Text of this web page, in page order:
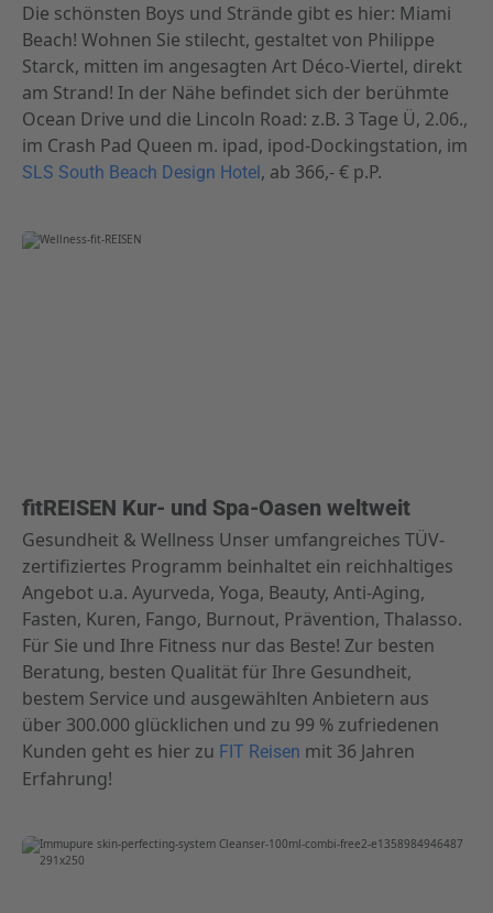
Die schönsten Boys und Strände gibt es hier: Miami
Beach! Wohnen Sie stilecht, gestaltet von Philippe
Starck, mitten im angesagten Art Déco-Viertel, direkt
am Strand! In der Nähe befindet sich der berühmte
Ocean Drive und die Lincoln Road: z.B. 3 Tage Ü, 2.06.,
im Crash Pad Queen m. ipad, ipod-Dockingstation, im
SLS South Beach Design Hotel , ab 366,- € p.P.
fitREISEN Kur- und Spa-Oasen weltweit
Gesundheit & Wellness Unser umfangreiches TÜV-
zertifiziertes Programm beinhaltet ein reichhaltiges
Angebot u.a. Ayurveda, Yoga, Beauty, Anti-Aging,
Fasten, Kuren, Fango, Burnout, Prävention, Thalasso.
Für Sie und Ihre Fitness nur das Beste! Zur besten
Beratung, besten Qualität für Ihre Gesundheit,
bestem Service und ausgewählten Anbietern aus
über 300.000 glücklichen und zu 99 % zufriedenen
Kunden geht es hier zu FIT Reisen mit 36 Jahren
Erfahrung!